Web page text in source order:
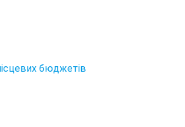
бюджетів